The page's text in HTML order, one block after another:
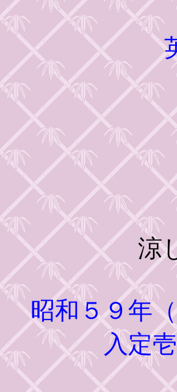
涼
昭和５９年（
入定